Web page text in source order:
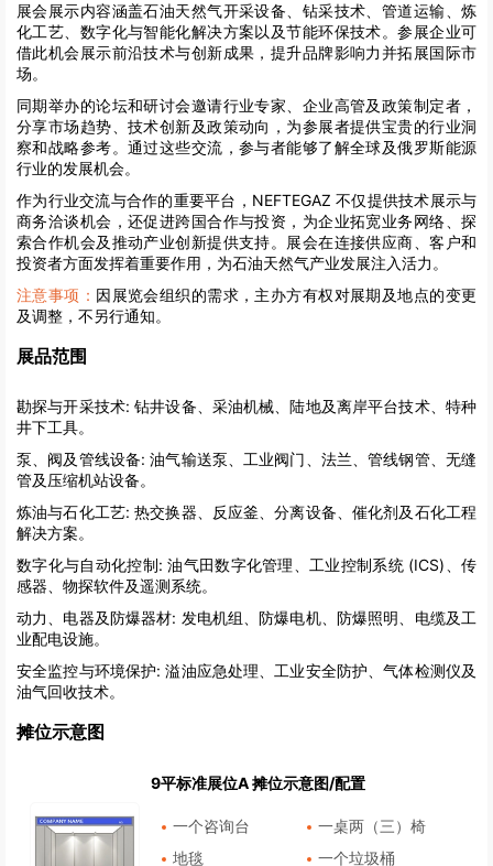
展会展示内容涵盖石油天然气开采设备、钻采技术、管道运输、炼
化工艺、数字化与智能化解决方案以及节能环保技术。参展企业可
借此机会展示前沿技术与创新成果，提升品牌影响力并拓展国际市
场。
同期举办的论坛和研讨会邀请行业专家、企业高管及政策制定者，
分享市场趋势、技术创新及政策动向，为参展者提供宝贵的行业洞
察和战略参考。通过这些交流，参与者能够了解全球及俄罗斯能源
行业的发展机会。
作为行业交流与合作的重要平台，NEFTEGAZ 不仅提供技术展示与
商务洽谈机会，还促进跨国合作与投资，为企业拓宽业务网络、探
索合作机会及推动产业创新提供支持。展会在连接供应商、客户和
投资者方面发挥着重要作用，为石油天然气产业发展注入活力。
注意事项： 因展览会组织的需求，主办方有权对展期及地点的变更
及调整，不另行通知。
展品范围
勘探与开采技术: 钻井设备、采油机械、陆地及离岸平台技术、特种
井下工具。
泵、阀及管线设备: 油气输送泵、工业阀门、法兰、管线钢管、无缝
管及压缩机站设备。
炼油与石化工艺: 热交换器、反应釜、分离设备、催化剂及石化工程
解决方案。
数字化与自动化控制: 油气田数字化管理、工业控制系统 (ICS)、传
感器、物探软件及遥测系统。
动力、电器及防爆器材: 发电机组、防爆电机、防爆照明、电缆及工
业配电设施。
安全监控与环境保护: 溢油应急处理、工业安全防护、气体检测仪及
油气回收技术。
摊位示意图
9平标准展位A 摊位示意图/配置
一个咨询台
一桌两（三）椅
地毯
一个垃圾桶